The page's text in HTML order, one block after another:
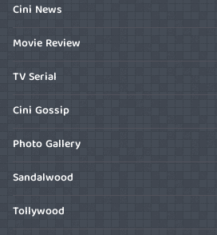
Cini News
Movie Review
TV Serial
Cini Gossip
Photo Gallery
Sandalwood
Tollywood